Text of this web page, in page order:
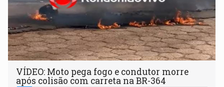
VÍDEO: Moto pega fogo e condutor morre
após colisão com carreta na BR-364